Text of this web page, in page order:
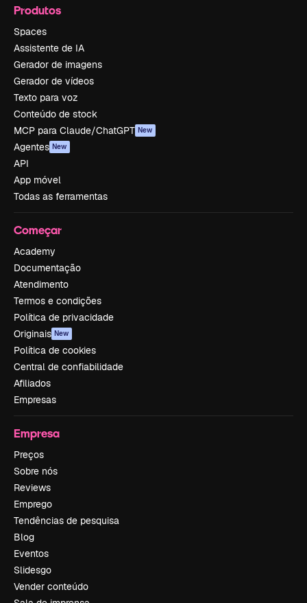
Produtos
Spaces
Assistente de IA
Gerador de imagens
Gerador de vídeos
Texto para voz
Conteúdo de stock
MCP para Claude/ChatGPT New
Agentes New
API
App móvel
Todas as ferramentas
Começar
Academy
Documentação
Atendimento
Termos e condições
Política de privacidade
Originais New
Política de cookies
Central de confiabilidade
Afiliados
Empresas
Empresa
Preços
Sobre nós
Reviews
Emprego
Tendências de pesquisa
Blog
Eventos
Slidesgo
Vender conteúdo